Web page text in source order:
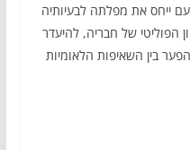
ייחס את מפלתה לבעיותיה
הפוליטי של חבריה, להיעדר
בין השאיפות הלאומיות